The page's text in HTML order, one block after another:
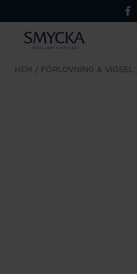
HEM FÖRLOVNING & VIGSEL